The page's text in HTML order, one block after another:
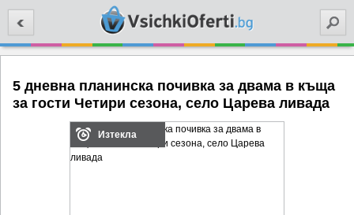
5 дневна планинска почивка за двама в къща
за гости Четири сезона, село Царева ливада
Изтекла